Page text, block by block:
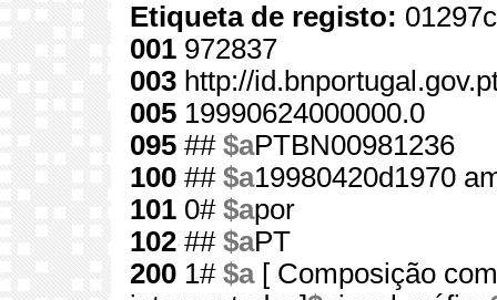
Etiqueta de registo:
001 972837
003 http://
005 19990624000000.0
095 ## $aPTBN00981236
100 ## $a19980420d1970
101 0# $apor
102 ## $aPT
200 1# $a[ Composição